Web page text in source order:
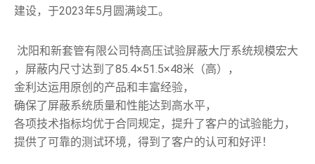
建设，于2023年5月圆满竣工。
沈阳和新套管有限公司特高压试验屏蔽大厅系统规模宏大
，屏蔽内尺寸达到了85.4×51.5×48米（高），
金利达运用原创的产品和丰富经验，
确保了屏蔽系统质量和性能达到高水平，
各项技术指标均优于合同规定，提升了客户的试验能力，
提供了可靠的测试环境，得到了客户的认可和好评！